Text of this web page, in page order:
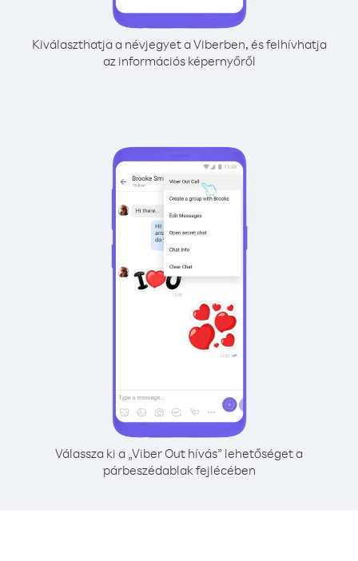
Kiválaszthatja a névjegyet a Viberben, és felhívhatja
az információs képernyőről
Válassza ki a „Viber Out hívás” lehetőséget a
párbeszédablak fejlécében